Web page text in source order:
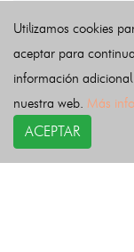
Utilizamos cookies
aceptar para
información
nuestra web. Más
ACEPTAR